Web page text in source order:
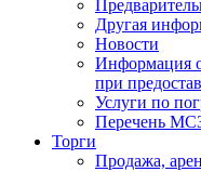
Другая
Новости
Информация
при
Услуги по
Перечень
Торги
Продажа,